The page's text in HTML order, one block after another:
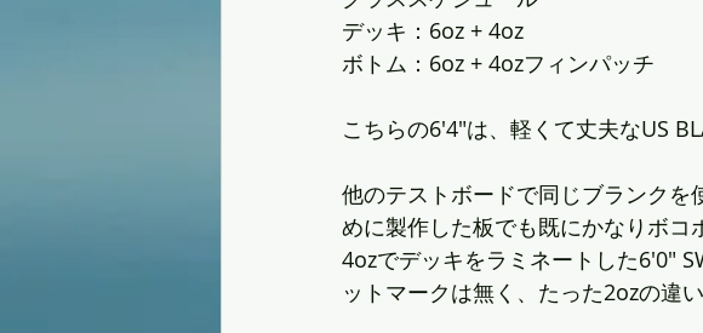
デッキ：6oz + 4oz
ボトム：6oz + 4ozフィンパッチ
こちらの6'4"は、軽くて丈夫なUS
他のテストボードで同じブランク
めに製作した板でも既にかなりボ
4ozでデッキをラミネートした6'0"
ットマークは無く、たった2ozの違